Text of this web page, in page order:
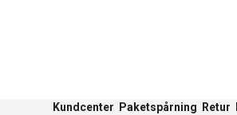
Kundcenter Paketspårning Retur